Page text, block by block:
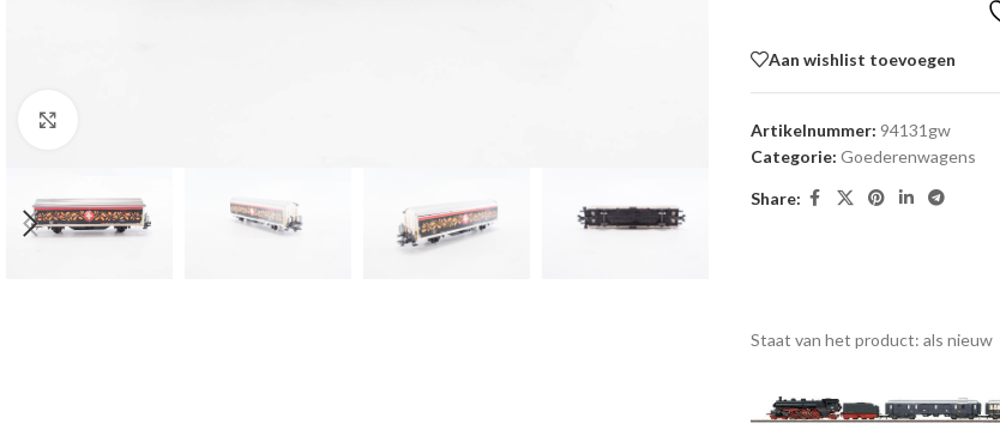
Aan wishlist toevoegen
Artikelnummer: 94131gw
Categorie: Goederenwagens
Share:
Staat van het product: als nieuw